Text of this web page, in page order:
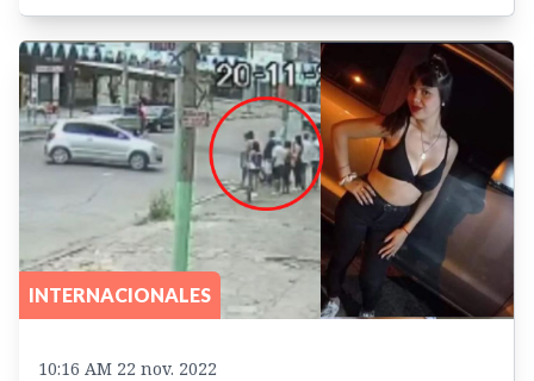
INTERNACIONALES
10:16 AM 22 nov. 2022